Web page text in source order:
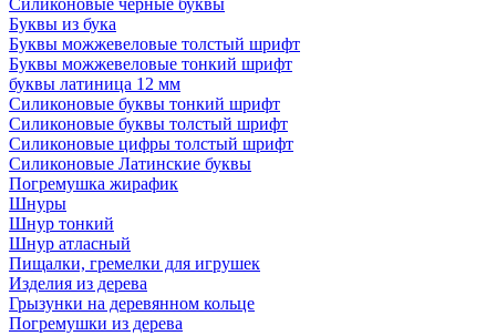
Силиконовые черные буквы
Буквы из бука
Буквы можжевеловые толстый шрифт
Буквы можжевеловые тонкий шрифт
буквы латиница 12 мм
Силиконовые буквы тонкий шрифт
Силиконовые буквы толстый шрифт
Силиконовые цифры толстый шрифт
Силиконовые Латинские буквы
Погремушка жирафик
Шнуры
Шнур тонкий
Шнур атласный
Пищалки, гремелки для игрушек
Изделия из дерева
Грызунки на деревянном кольце
Погремушки из дерева